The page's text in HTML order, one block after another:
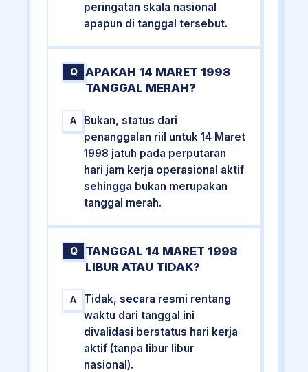
peringatan skala nasional
apapun di tanggal tersebut.
Q
APAKAH 14 MARET 1998
TANGGAL MERAH?
A
Bukan, status dari
penanggalan riil untuk 14 Maret
1998 jatuh pada perputaran
hari jam kerja operasional aktif
sehingga bukan merupakan
tanggal merah.
Q
TANGGAL 14 MARET 1998
LIBUR ATAU TIDAK?
A
Tidak, secara resmi rentang
waktu dari tanggal ini
divalidasi berstatus hari kerja
aktif (tanpa libur libur
nasional).